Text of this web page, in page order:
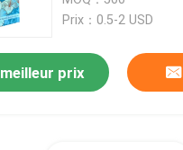
disponibles
Prix：0.5-2 USD
meilleur prix